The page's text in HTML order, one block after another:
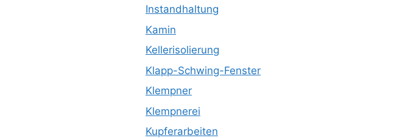
Instandhaltung
Kamin
Kellerisolierung
Klapp-Schwing-Fenster
Klempner
Klempnerei
Kupferarbeiten